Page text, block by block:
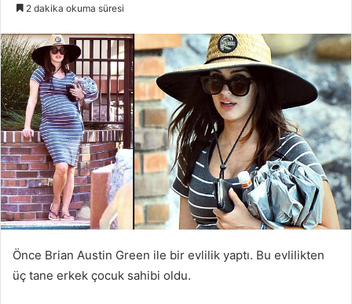
göndermek
2 dakika okuma süresi
Önce Brian Austin Green ile bir evlilik yaptı. Bu evlilikten
üç tane erkek çocuk sahibi oldu.